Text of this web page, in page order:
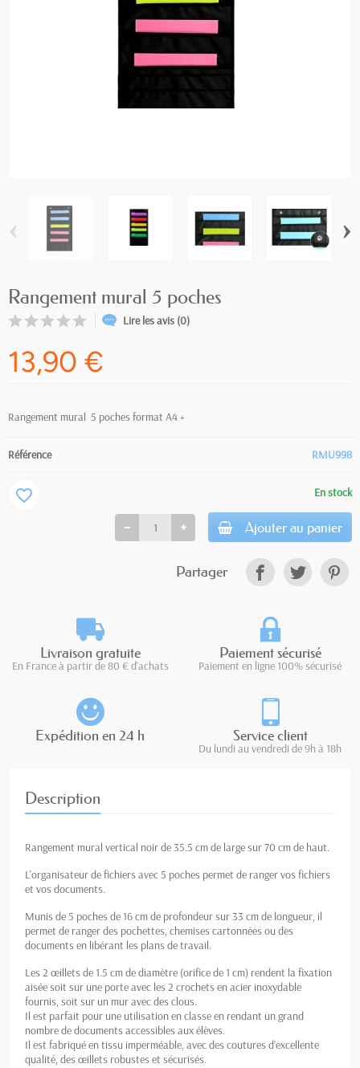
‹ ›
Rangement mural 5 poches
Lire les avis (0)
13,90 €
Rangement mural 5 poches format A4 +
Référence RMU998
En stock
Ajouter au panier
favorite_border
Partager
Livraison gratuite
En France à partir de 80 € d'achats
Paiement sécurisé
Paiement en ligne 100% sécurisé
Expédition en 24 h Service client
Du lundi au vendredi de 9h à 18h
Description
Rangement mural vertical noir de 35.5 cm de large sur 70 cm de haut.
L'organisateur de fichiers avec 5 poches permet de ranger vos fichiers
et vos documents.
Munis de 5 poches de 16 cm de profondeur sur 33 cm de longueur, il
permet de ranger des pochettes, chemises cartonnées ou des
documents en libérant les plans de travail.
Les 2 œillets de 1.5 cm de diamètre (orifice de 1 cm) rendent la fixation
aisée soit sur une porte avec les 2 crochets en acier inoxydable
fournis, soit sur un mur avec des clous.
Il est parfait pour une utilisation en classe en rendant un grand
nombre de documents accessibles aux élèves.
Il est fabriqué en tissu imperméable, avec des coutures d’excellente
qualité, des œillets robustes et sécurisés.